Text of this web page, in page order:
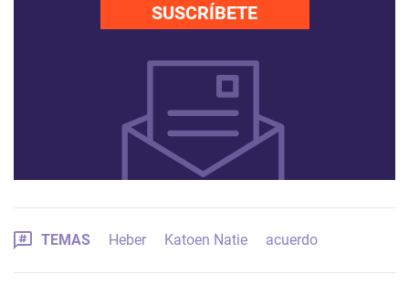
SUSCRÍBETE
TEMAS Heber Katoen Natie acuerdo